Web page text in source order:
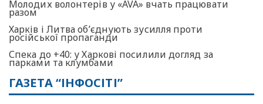
Молодих волонтерів у «AVA» вчать працювати
разом
Харків і Литва об’єднують зусилля проти
російської пропаганди
Спека до +40: у Харкові посилили догляд за
парками та клумбами
ГАЗЕТА “ІНФОСІТІ”